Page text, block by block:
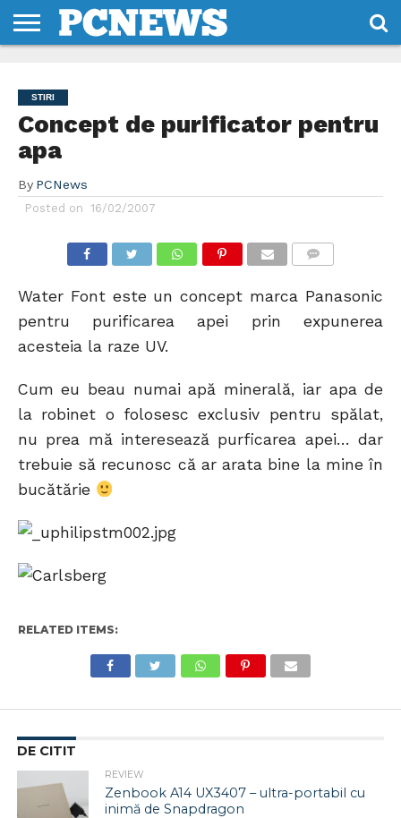
NOI
SI
CONDITII
STIRI
Concept de purificator pentru
apa
By PCNews
Posted on 16/02/2007
Water Font este un concept marca Panasonic
pentru purificarea apei prin expunerea
acesteia la raze UV.
Cum eu beau numai apă minerală, iar apa de
la robinet o folosesc exclusiv pentru spălat,
nu prea mă interesează purficarea apei… dar
trebuie să recunosc că ar arata bine la mine în
bucătărie
RELATED ITEMS:
DE CITIT
REVIEW
Zenbook A14 UX3407 – ultra-portabil cu
inimă de Snapdragon